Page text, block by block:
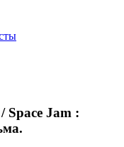
Space Jam :